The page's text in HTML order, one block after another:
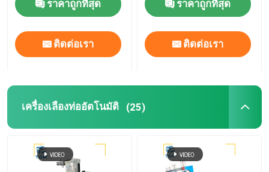
ราคาถูกที่สุด
ติดต่อเรา
ราคาถูกที่สุด
ติดต่อเรา
เครื่องเลืองท่ออัตโนมัติ (25)